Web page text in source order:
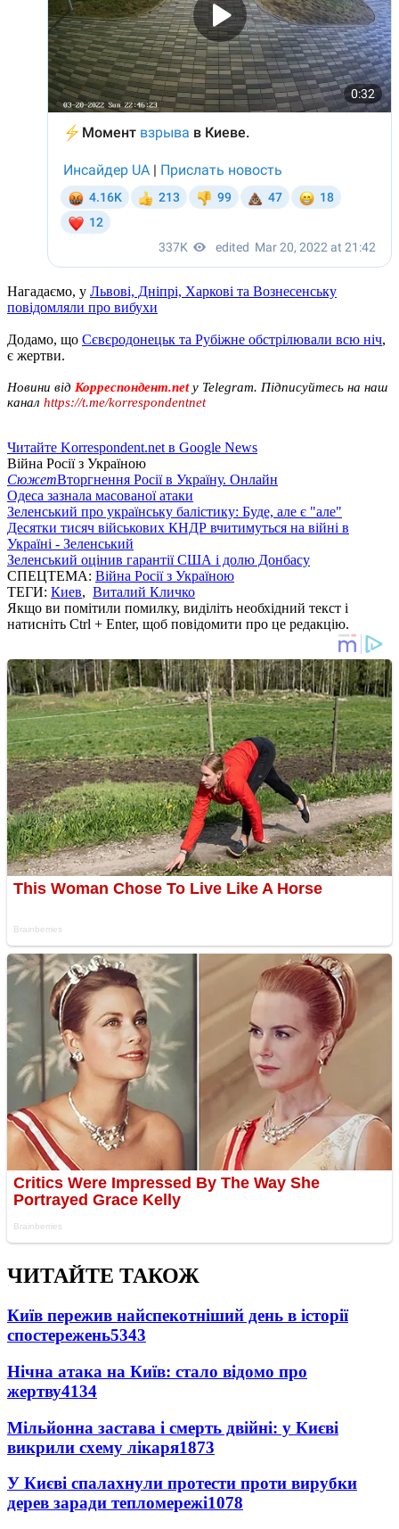
Нагадаємо, у Львові, Дніпрі, Харкові та Вознесенську
повідомляли про вибухи
Додамо, що Сєвєродонецьк та Рубіжне обстрілювали всю ніч,
є жертви.
Новини від Корреспондент.netу Telegram. Підписуйтесь на наш
канал https://t.me/korrespondentnet
Читайте Korrespondent.net в Google News
Війна Росії з Україною
СюжетВторгнення Росії в Україну. Онлайн
Одеса зазнала масованої атаки
Зеленський про українську балістику: Буде, але є "але"
Десятки тисяч військових КНДР вчитимуться на війні в
Україні - Зеленський
Зеленський оцінив гарантії США і долю Донбасу
СПЕЦТЕМА: Війна Росії з Україною
ТЕГИ: Киев, Виталий Кличко
Якщо ви помітили помилку, виділіть необхідний текст і
натисніть Ctrl + Enter, щоб повідомити про це редакцію.
ЧИТАЙТЕ ТАКОЖ
Київ пережив найспекотніший день в історії
спостережень5343
Нічна атака на Київ: стало відомо про
жертву4134
Мільйонна застава і смерть двійні: у Києві
викрили схему лікаря1873
У Києві спалахнули протести проти вирубки
дерев заради тепломережі1078